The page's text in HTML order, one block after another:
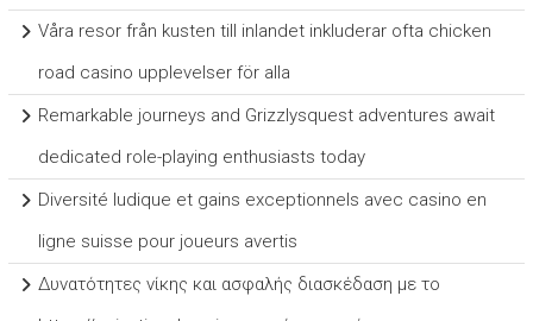
Våra resor från kusten till inlandet inkluderar ofta chicken
road casino upplevelser för alla
Remarkable journeys and Grizzlysquest adventures await
dedicated role-playing enthusiasts today
Diversité ludique et gains exceptionnels avec casino en
ligne suisse pour joueurs avertis
Δυνατότητες νίκης και ασφαλής διασκέδαση με το